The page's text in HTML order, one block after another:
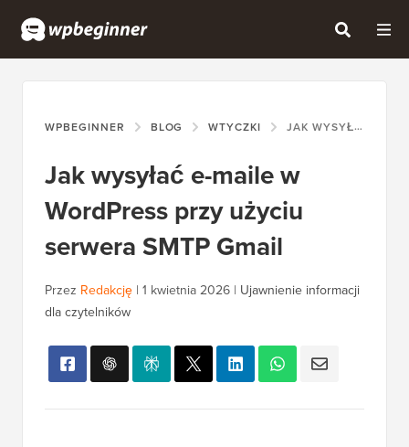
WPBEGINNER BLOG WTYCZKI JAK WYSYŁAĆ E-MAILE W WORDPRESS PRZY UŻYCIU SERWERA SMTP GMAIL
Jak wysyłać e-maile w
WordPress przy użyciu
serwera SMTP Gmail
Przez Redakcję | 1 kwietnia 2026 | Ujawnienie informacji
dla czytelników